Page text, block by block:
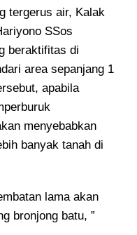
tergerus air, Kalak
SSos
beraktifitas di
area sepanjang 1
apabila
menyebabkan
banyak tanah di
lama akan
bronjong batu, ”